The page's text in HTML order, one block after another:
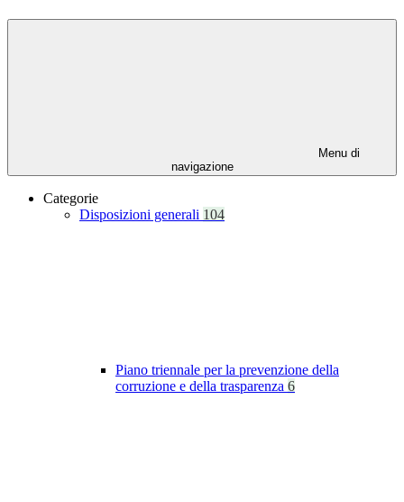
Menu di
navigazione
Categorie
Disposizioni generali 104
Piano triennale per la prevenzione della
corruzione e della trasparenza 6